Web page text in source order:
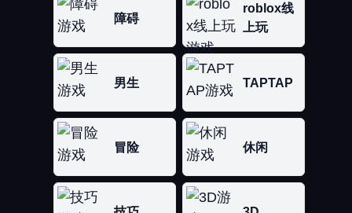
障碍
roblox线
上玩
男生 TAPTAP
冒险 休闲